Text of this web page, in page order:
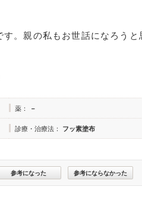
。親の私もお世話になろうと
薬： －
診療・治療法： フッ素塗布
参考になった 参考にならなかった